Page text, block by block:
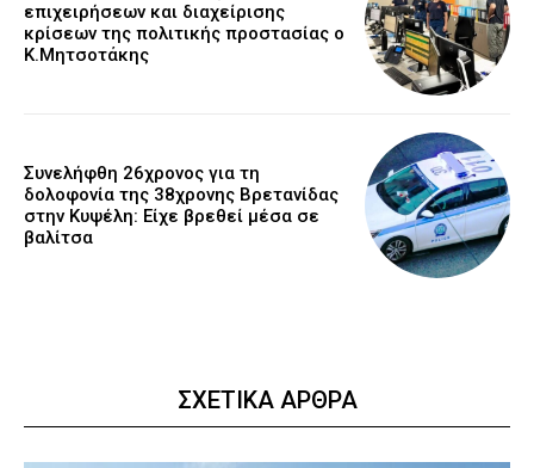
επιχειρήσεων και διαχείρισης
κρίσεων της πολιτικής προστασίας ο
Κ.Μητσοτάκης
Συνελήφθη 26χρονος για τη
δολοφονία της 38χρονης Βρετανίδας
στην Κυψέλη: Είχε βρεθεί μέσα σε
βαλίτσα
ΣΧΕΤΙΚΑ ΑΡΘΡΑ